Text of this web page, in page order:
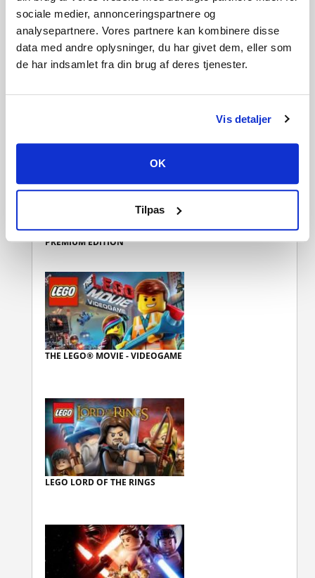
sociale medier, annonceringspartnere og
analysepartnere. Vores partnere kan kombinere disse
data med andre oplysninger, du har givet dem, eller som
de har indsamlet fra din brug af deres tjenester.
Vis detaljer
OK
Tilpas
BATMAN: ARKHAM KNIGHT
PREMIUM EDITION
THE LEGO® MOVIE - VIDEOGAME
LEGO LORD OF THE RINGS